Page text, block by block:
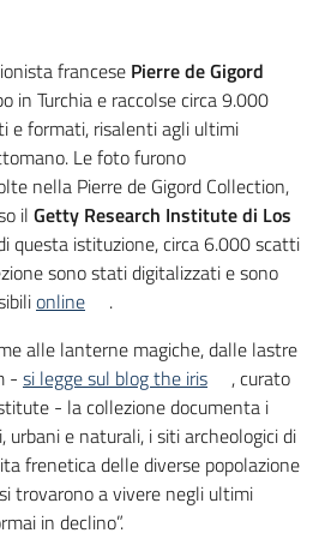
francese Pierre de Gigord
in Turchia e raccolse circa 9.000
e formati, risalenti agli ultimi
Le foto furono
nella Pierre de Gigord Collection,
il Getty Research Institute di Los
questa istituzione, circa 6.000 scatti
sono stati digitalizzati e sono
online
.
alle lanterne magiche, dalle lastre
- si legge sul blog the iris
, curato
- la collezione documenta i
urbani e naturali, i siti archeologici di
frenetica delle diverse popolazione
trovarono a vivere negli ultimi
in declino”.